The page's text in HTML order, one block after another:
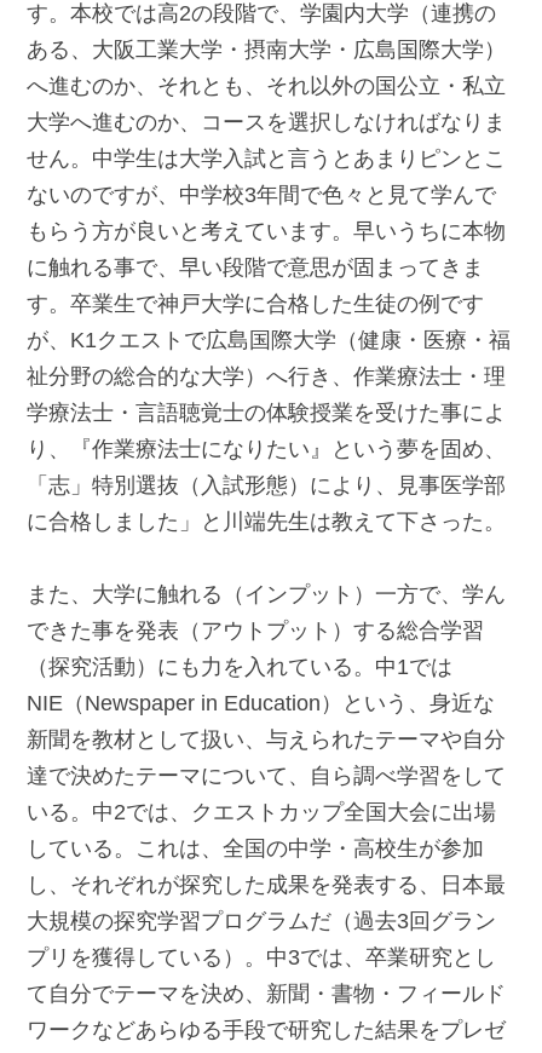
す。本校では高2の段階で、学園内大学（連携の
ある、大阪工業大学・摂南大学・広島国際大学）
へ進むのか、それとも、それ以外の国公立・私立
大学へ進むのか、コースを選択しなければなりま
せん。中学生は大学入試と言うとあまりピンとこ
ないのですが、中学校3年間で色々と見て学んで
もらう方が良いと考えています。早いうちに本物
に触れる事で、早い段階で意思が固まってきま
す。卒業生で神戸大学に合格した生徒の例です
が、K1クエストで広島国際大学（健康・医療・福
祉分野の総合的な大学）へ行き、作業療法士・理
学療法士・言語聴覚士の体験授業を受けた事によ
り、『作業療法士になりたい』という夢を固め、
「志」特別選抜（入試形態）により、見事医学部
に合格しました」と川端先生は教えて下さった。
また、大学に触れる（インプット）一方で、学ん
できた事を発表（アウトプット）する総合学習
（探究活動）にも力を入れている。中1では
NIE（Newspaper in Education）という、身近な
新聞を教材として扱い、与えられたテーマや自分
達で決めたテーマについて、自ら調べ学習をして
いる。中2では、クエストカップ全国大会に出場
している。これは、全国の中学・高校生が参加
し、それぞれが探究した成果を発表する、日本最
大規模の探究学習プログラムだ（過去3回グラン
プリを獲得している）。中3では、卒業研究とし
て自分でテーマを決め、新聞・書物・フィールド
ワークなどあらゆる手段で研究した結果をプレゼ